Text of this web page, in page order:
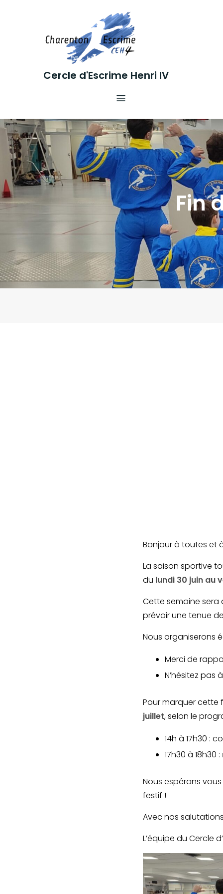
Cercle d'Escrime Henri IV
Fin
Bonjour à toutes et
La saison sportive
du lundi 30 juin au
Cette semaine sera
prévoir une tenue
Nous organiserons
Merci de
N’hésitez pas
Pour marquer cette
juillet, selon le
14h à 17h30 :
17h30 à 18h30 :
Nous espérons
festif !
Avec nos
L’équipe du Cercle